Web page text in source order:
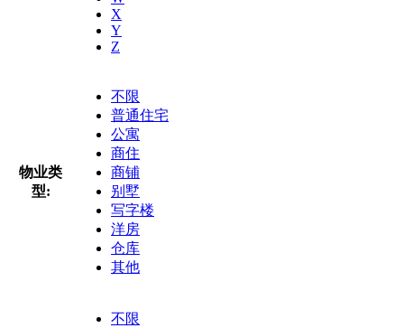
X
Y
Z
物业类
型:
不限
普通住宅
公寓
商住
商铺
别墅
写字楼
洋房
仓库
其他
不限